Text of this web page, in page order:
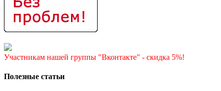
Участникам нашей группы "Вконтакте" - скидка 5%!
Полезные статьи